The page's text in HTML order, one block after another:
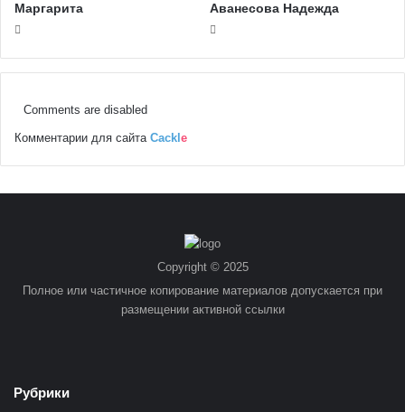
Маргарита Аванесова Надежда
Comments are disabled
Комментарии для сайта Cackl e
Copyright © 2025
Полное или частичное копирование материалов допускается при
размещении активной ссылки
Рубрики